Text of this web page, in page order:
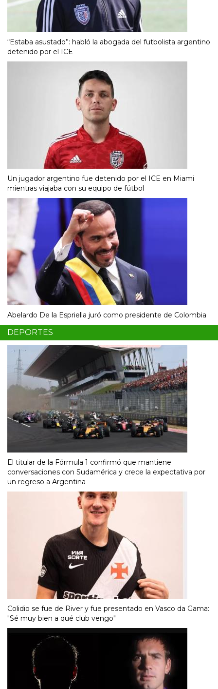
“Estaba asustado”: habló la abogada del futbolista argentino
detenido por el ICE
Un jugador argentino fue detenido por el ICE en Miami
mientras viajaba con su equipo de fútbol
Abelardo De la Espriella juró como presidente de Colombia
DEPORTES
El titular de la Fórmula 1 confirmó que mantiene
conversaciones con Sudamérica y crece la expectativa por
un regreso a Argentina
Colidio se fue de River y fue presentado en Vasco da Gama:
"Sé muy bien a qué club vengo"